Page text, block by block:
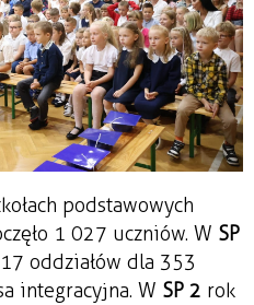
podstawowych
1 027 uczniów. W SP
oddziałów dla 353
integracyjna. W SP 2 rok